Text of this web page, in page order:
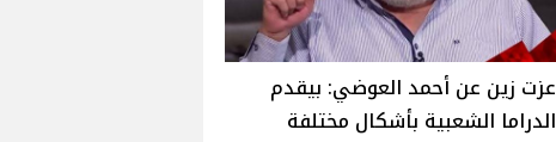
عزت زين عن أحمد العوضي: بيقدم
الدراما الشعبية بأشكال مختلفة